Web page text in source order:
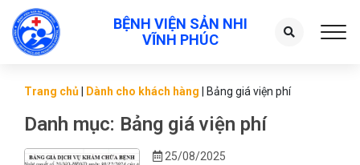
BỆNH VIỆN SẢN NHI
VĨNH PHÚC
Trang chủ Dành cho khách hàng Bảng giá viện phí
Danh mục: Bảng giá viện phí
25/08/2025